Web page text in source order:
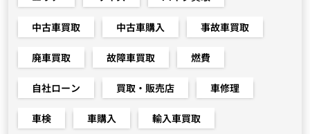
中古車買取 中古車購入 事故車買取
廃車買取 故障車買取 燃費
自社ローン 買取・販売店 車修理
車検 車購入 輸入車買取